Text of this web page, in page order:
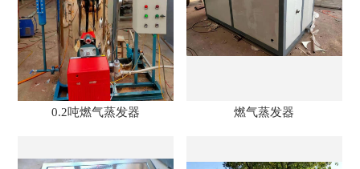
0.2吨燃气蒸发器 燃气蒸发器